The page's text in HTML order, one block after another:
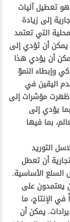
هو تعطيل آليات
إلى زيادة
التي تعتمد
يمكن أن تؤدي إلى
أن يؤدي هذا
وإبطاء النموّ
اليقين في
ظهرت مؤشرات إلى
يؤدي إلى
بما فيها
التوريد
أن تعطل
السلع الأساسية.
يعتمدون على
في الإنتاج، ما
يمكن أن